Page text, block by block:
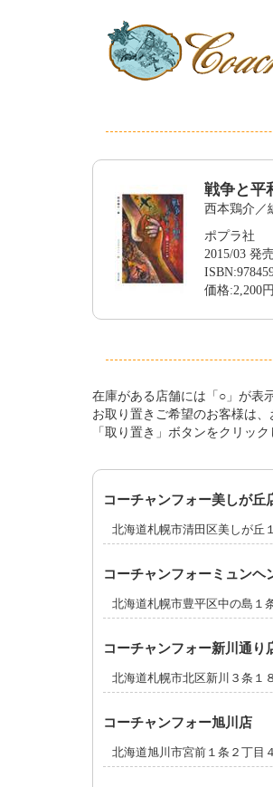
戦争と平
西本鶏介／
ポプラ社
2015/03 発
価格:2,200
在庫がある店舗には「○」が表
お取り置きご希望のお客様は
「取り置き」ボタンをクリッ
コーチャンフォー美しが丘
北海道札幌市清田区美しが丘
コーチャンフォーミュンヘ
北海道札幌市豊平区中の島１
コーチャンフォー新川通り
北海道札幌市北区新川３条１
コーチャンフォー旭川店
北海道旭川市宮前１条２丁目